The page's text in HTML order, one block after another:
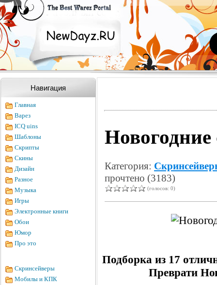
Навигация
Главная
Варез
ICQ uins
Шаблоны
Скрипты
Скины
Дизайн
Разное
Музыка
Игры
Электронные книги
Обои
Юмор
Про это
Скринсейверы
Мобилы и КПК
Категория:
прочтено (3183)
(голосов: 0)
Подборка из 17
Преврати